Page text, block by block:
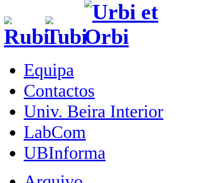
Equipa
Contactos
Univ. Beira Interior
LabCom
UBInforma